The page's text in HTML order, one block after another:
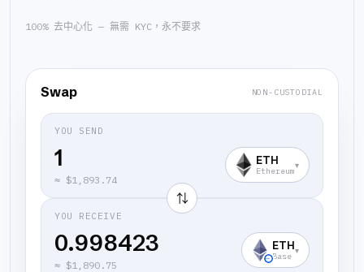
100% 去中心化 — 無需 KYC，永不要求
Swap NON-CUSTODIAL
YOU SEND
≈ $1,893.74
ETH
Ethereum
▾
⇅
YOU RECEIVE
0.998423
≈ $1,890.75
ETH
Base
▾